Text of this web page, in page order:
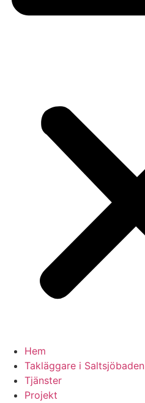
Hem
Takläggare i Saltsjöbaden
Tjänster
Projekt